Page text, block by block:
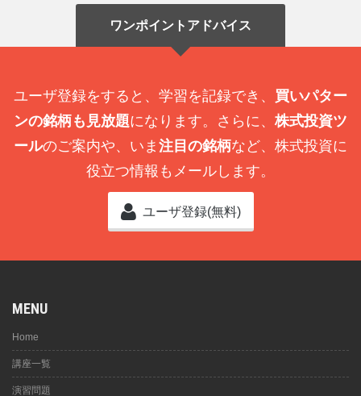
ワンポイントアドバイス
ユーザ登録をすると、学習を記録でき、 買いパター
ンの銘柄も見放題になります。さらに、 株式投資ツ
ールのご案内や、いま 注目の銘柄など、株式投資に
役立つ情報もメールします。
ユーザ登録(無料)
MENU
Home
講座一覧
演習問題